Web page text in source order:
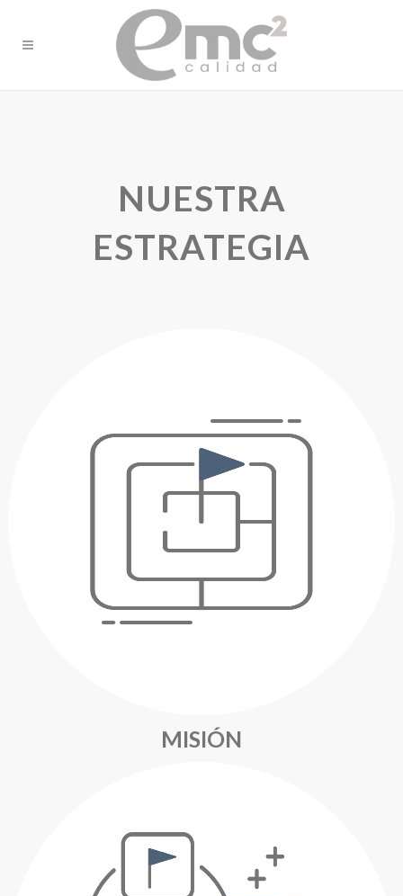
NUESTRA
ESTRATEGIA
MISIÓN